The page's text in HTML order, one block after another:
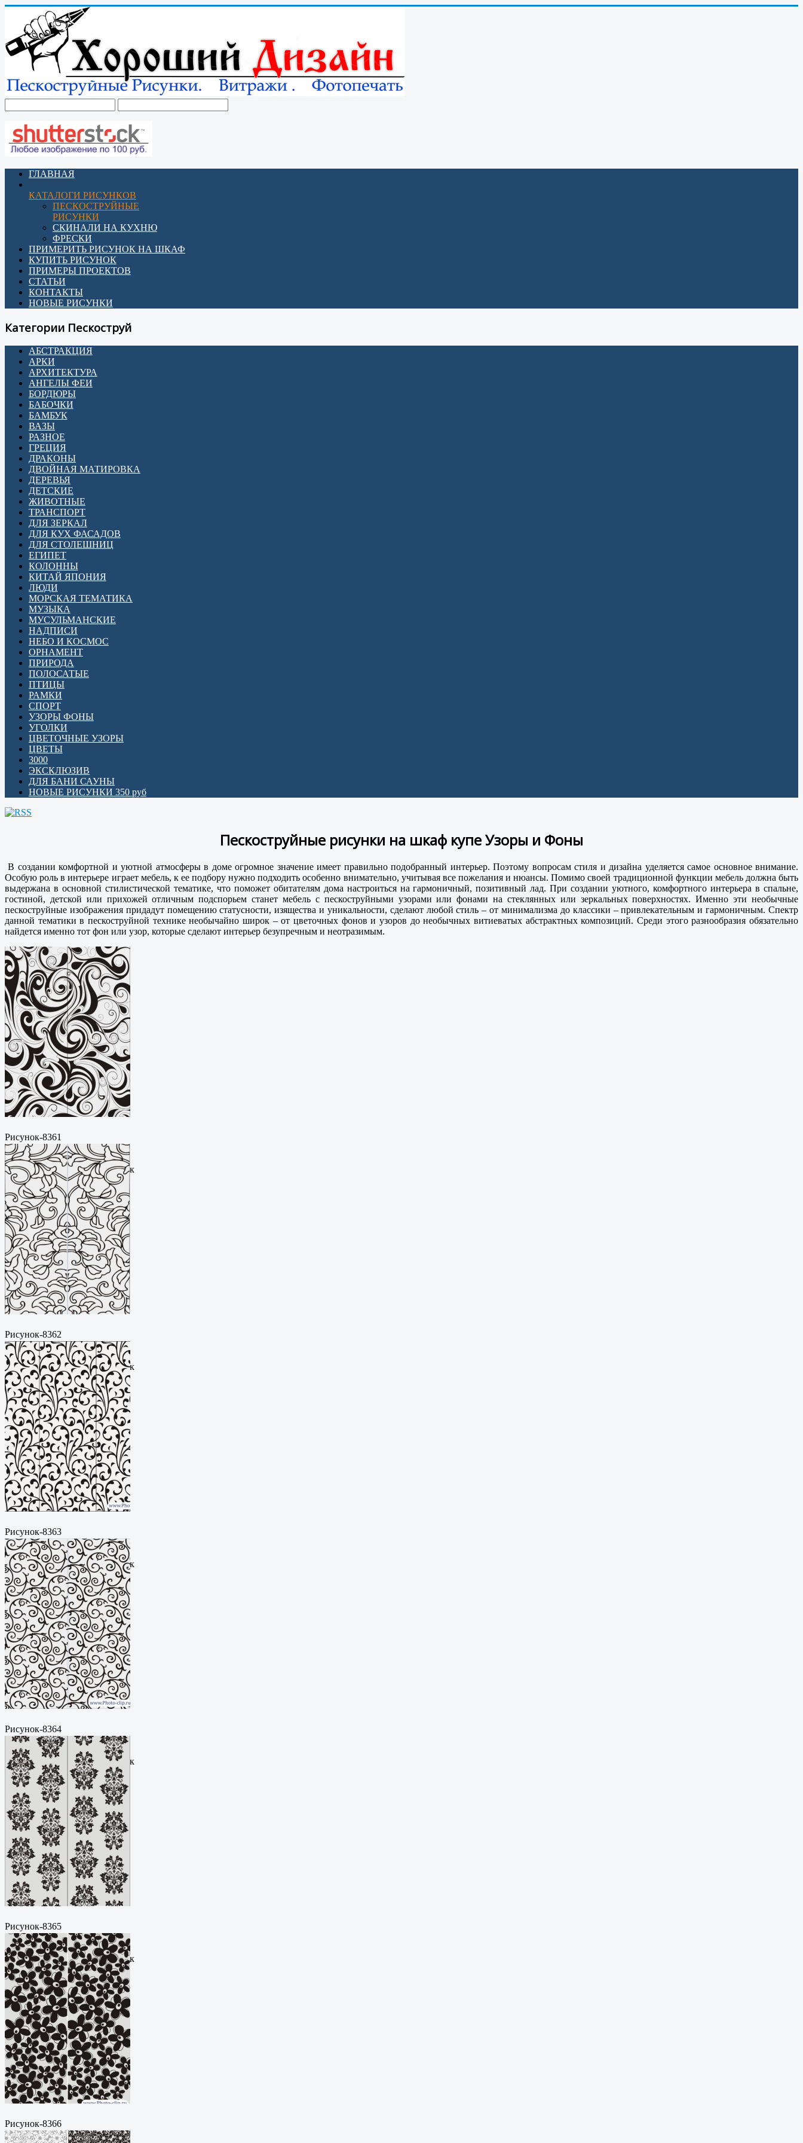
ГЛАВНАЯ
КАТАЛОГИ РИСУНКОВ
ПЕСКОСТРУЙНЫЕ
РИСУНКИ
СКИНАЛИ НА КУХНЮ
ФРЕСКИ
ПРИМЕРИТЬ РИСУНОК НА ШКАФ
КУПИТЬ РИСУНОК
ПРИМЕРЫ ПРОЕКТОВ
СТАТЬИ
КОНТАКТЫ
НОВЫЕ РИСУНКИ
Категории Пескоструй
АБСТРАКЦИЯ
АРКИ
АРХИТЕКТУРА
АНГЕЛЫ ФЕИ
БОРДЮРЫ
БАБОЧКИ
БАМБУК
ВАЗЫ
РАЗНОЕ
ГРЕЦИЯ
ДРАКОНЫ
ДВОЙНАЯ МАТИРОВКА
ДЕРЕВЬЯ
ДЕТСКИЕ
ЖИВОТНЫЕ
ТРАНСПОРТ
ДЛЯ ЗЕРКАЛ
ДЛЯ КУХ ФАСАДОВ
ДЛЯ СТОЛЕШНИЦ
ЕГИПЕТ
КОЛОННЫ
КИТАЙ ЯПОНИЯ
ЛЮДИ
МОРСКАЯ ТЕМАТИКА
МУЗЫКА
МУСУЛЬМАНСКИЕ
НАДПИСИ
НЕБО И КОСМОС
ОРНАМЕНТ
ПРИРОДА
ПОЛОСАТЫЕ
ПТИЦЫ
РАМКИ
СПОРТ
УЗОРЫ ФОНЫ
УГОЛКИ
ЦВЕТОЧНЫЕ УЗОРЫ
ЦВЕТЫ
3000
ЭКСКЛЮЗИВ
ДЛЯ БАНИ САУНЫ
НОВЫЕ РИСУНКИ 350 руб
Пескоструйные рисунки на шкаф купе Узоры и Фоны
В создании комфортной и уютной атмосферы в доме огромное значение имеет правильно подобранный интерьер. Поэтому вопросам стиля и дизайна уделяется самое основное внимание.
Особую роль в интерьере играет мебель, к ее подбору нужно подходить особенно внимательно, учитывая все пожелания и нюансы. Помимо своей традиционной функции мебель должна быть
выдержана в основной стилистической тематике, что поможет обитателям дома настроиться на гармоничный, позитивный лад. При создании уютного, комфортного интерьера в спальне,
гостиной, детской или прихожей отличным подспорьем станет мебель с пескоструйными узорами или фонами на стеклянных или зеркальных поверхностях. Именно эти необычные
пескоструйные изображения придадут помещению статусности, изящества и уникальности, сделают любой стиль – от минимализма до классики – привлекательным и гармоничным. Спектр
данной тематики в пескоструйной технике необычайно широк – от цветочных фонов и узоров до необычных витиеватых абстрактных композиций. Среди этого разнообразия обязательно
найдется именно тот фон или узор, которые сделают интерьер безупречным и неотразимым.
Рисунок-8361
Пескоструйный
рисунокФормат: cdrЦена: 200
руб.Метки: векторный рисунок
Рисунок-8362
Пескоструйный
рисунокФормат: cdrЦена: 200
руб.Метки: векторный рисунок
Рисунок-8363
Пескоструйный
рисунокФормат: cdrЦена: 200
руб.Метки: векторный рисунок
Рисунок-8364
Пескоструйный
рисунокФормат: cdrЦена: 200
руб.Метки: векторный рисунок
Рисунок-8365
Пескоструйный
рисунокФормат: cdrЦена: 200
руб.Метки: векторный рисунок
Рисунок-8366
Пескоструйный